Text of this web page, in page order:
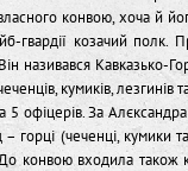
конвою, хоча й
гвардії козачий полк.
називався Кавказько-
кумиків, лезгинів
офіцерів. За
горці (чеченці, кумики
конвою входила також